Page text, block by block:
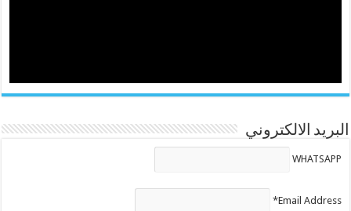
البريد الالكتروني
WHATSAPP
Email Address*